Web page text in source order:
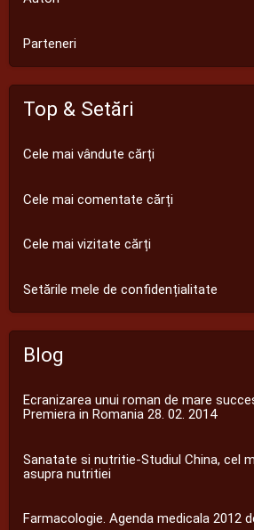
Parteneri
Top & Setări
Cele mai vândute cărți
Cele mai comentate cărți
Cele mai vizitate cărți
Setările mele de confidențialitate
Blog
Ecranizarea unui roman de mare
Premiera in Romania 28. 02. 2014
Sanatate si nutritie-Studiul China, cel
asupra nutritiei
Farmacologie. Agenda medicala 2012